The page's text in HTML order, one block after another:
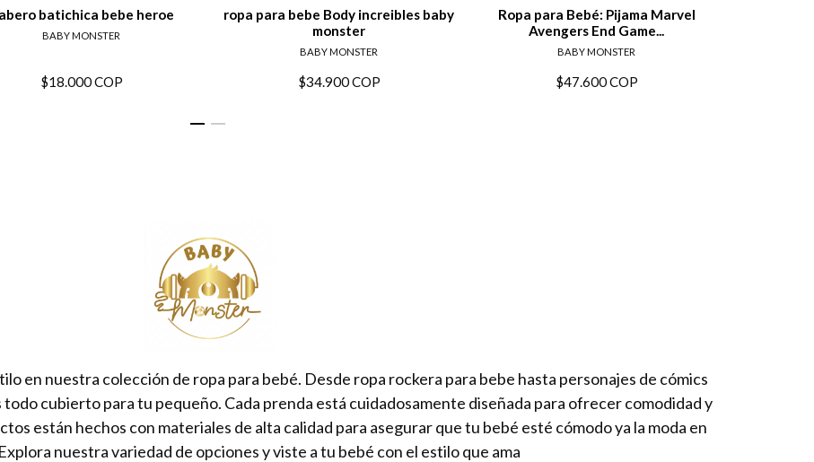
batichica bebe heroe
BABY MONSTER
$18.000 COP
ropa para bebe Body increibles baby
monster
BABY MONSTER
$34.900 COP
Ropa para Bebé: Pijama Marvel
Avengers End Game...
BABY MONSTER
$47.600 COP
en nuestra colección de ropa para bebé. Desde ropa rockera para bebe hasta personajes de cómics
cubierto para tu pequeño. Cada prenda está cuidadosamente diseñada para ofrecer comodidad y
están hechos con materiales de alta calidad para asegurar que tu bebé esté cómodo ya la moda en
nuestra variedad de opciones y viste a tu bebé con el estilo que ama